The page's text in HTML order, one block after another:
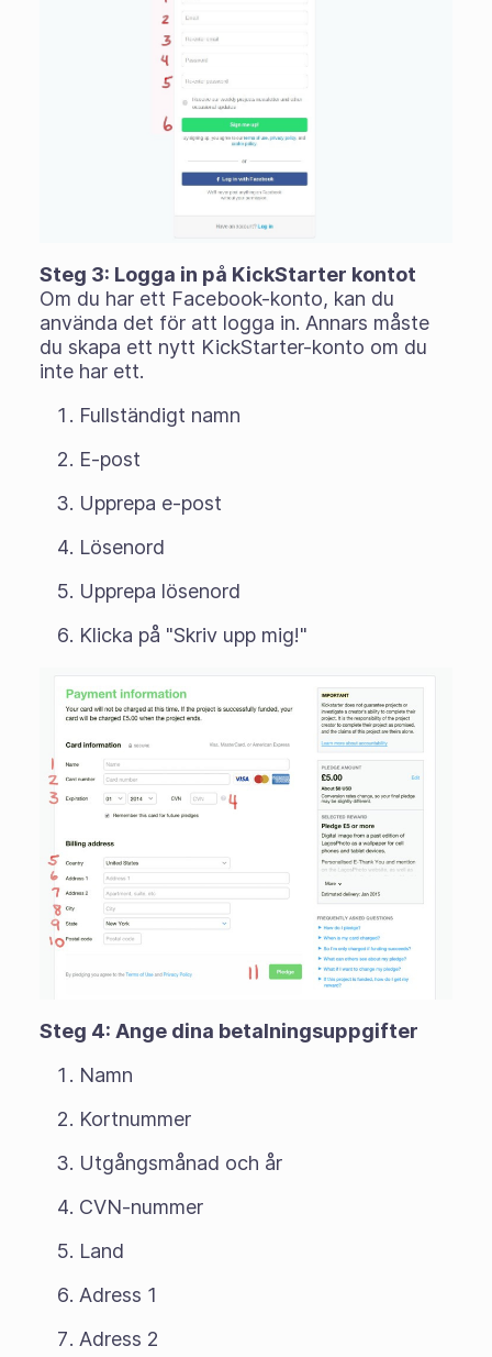
Steg 3: Logga in på KickStarter kontot
Om du har ett Facebook-konto, kan du
använda det för att logga in. Annars måste
du skapa ett nytt KickStarter-konto om du
inte har ett.
Fullständigt namn
E-post
Upprepa e-post
Lösenord
Upprepa lösenord
Klicka på "Skriv upp mig!"
Steg 4: Ange dina betalningsuppgifter
Namn
Kortnummer
Utgångsmånad och år
CVN-nummer
Land
Adress 1
Adress 2